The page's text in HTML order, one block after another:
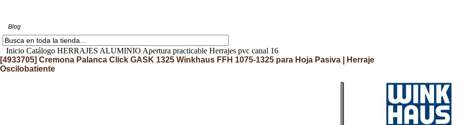
Blog
Inicio Catálogo HERRAJES ALUMINIO Apertura practicable Herrajes pvc canal 16
[4933705] Cremona Palanca Click GASK 1325 Winkhaus FFH 1075-1325 para Hoja Pasiva | Herraje
Oscilobatiente